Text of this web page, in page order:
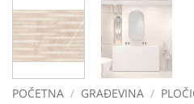
POČETNA / GRAĐEVINA /